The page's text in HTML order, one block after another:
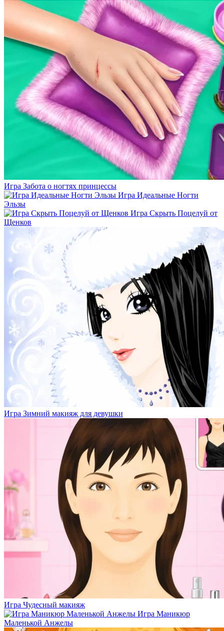
Игра Забота о ногтях принцессы
Игра Идеальные Ногти
Эльзы
Игра Скрыть Поцелуй от
Щенков
Игра Зимний макияж для девушки
Игра Чудесный макияж
Игра Маникюр
Маленькой Анжелы